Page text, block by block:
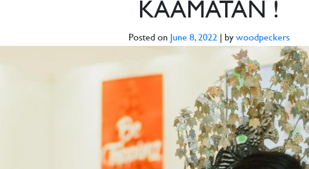
KAAMATAN !
Posted on June 8, 2022| by woodpeckers